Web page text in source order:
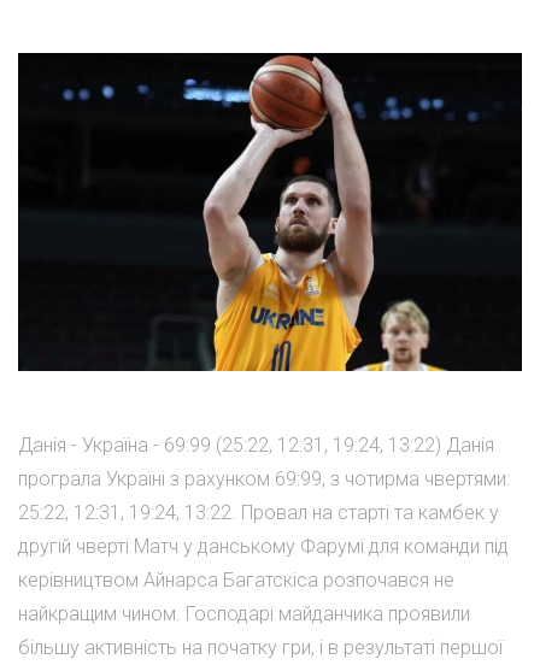
Данія - Україна - 69:99 (25:22, 12:31, 19:24, 13:22) Данія
програла Україні з рахунком 69:99, з чотирма чвертями:
25:22, 12:31, 19:24, 13:22. Провал на старті та камбек у
другій чверті Матч у данському Фарумі для команди під
керівництвом Айнарса Багатскіса розпочався не
найкращим чином. Господарі майданчика проявили
більшу активність на початку гри, і в результаті першої